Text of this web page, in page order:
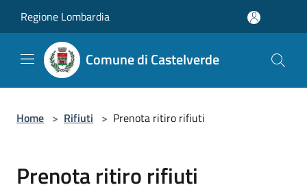
Regione Lombardia
Comune di Castelverde
Home > Rifiuti > Prenota ritiro rifiuti
Prenota ritiro rifiuti